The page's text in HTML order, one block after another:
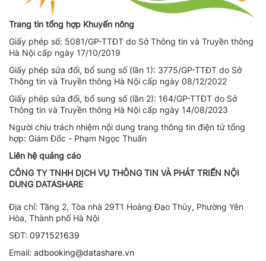
Trang tin tổng hợp Khuyến nông
Giấy phép số: 5081/GP-TTĐT do Sở Thông tin và Truyền thông
Hà Nội cấp ngày 17/10/2019
Giấy phép sửa đổi, bổ sung số (lần 1): 3775/GP-TTĐT do Sở
Thông tin và Truyền thông Hà Nội cấp ngày 08/12/2022
Giấy phép sửa đổi, bổ sung số (lần 2): 164/GP-TTĐT do Sở
Thông tin và Truyền thông Hà Nội cấp ngày 14/08/2023
Người chịu trách nhiệm nội dung trang thông tin điện tử tổng
hợp: Giám Đốc - Phạm Ngọc Thuấn
Liên hệ quảng cáo
CÔNG TY TNHH DỊCH VỤ THÔNG TIN VÀ PHÁT TRIỂN NỘI
DUNG DATASHARE
Địa chỉ: Tầng 2, Tòa nhà 29T1 Hoàng Đạo Thúy, Phường Yên
Hòa, Thành phố Hà Nội
SĐT: 0971521639
Email: adbooking@datashare.vn